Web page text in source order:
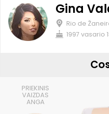
PRIEKINIS
VAIZDAS
ANGA
Gina
Rio de
1997 vasario